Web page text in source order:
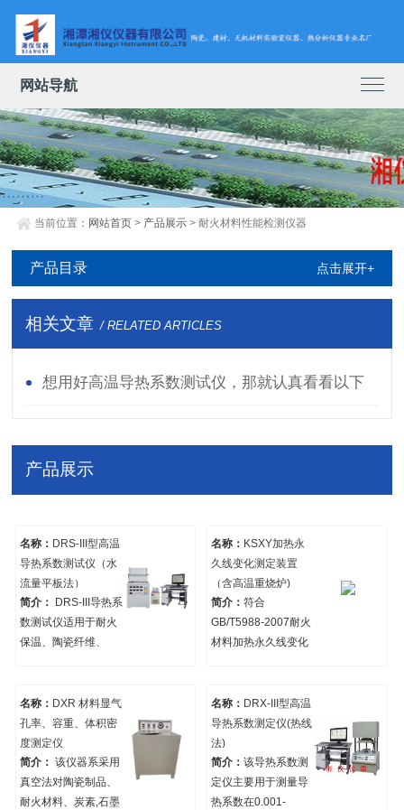
网站导航
当前位置： 网站首页 > 产品展示 > 耐火材料性能检测仪器
产品目录 点击展开+
相关文章 / RELATED ARTICLES
想用好高温导热系数测试仪，那就认真看看以下
产品展示
名称： DRS-III型高温
导热系数测试仪（水
流量平板法）
简介：
DRS-III导热系
数测试仪适用于耐火
保温、陶瓷纤维、
导热系数的测试。符
合标准YB/T4130-
2005耐火材料 导热
系数试验方法（水流
量平板法），GB/T
17911-2018耐火陶瓷
名称： KSXY加热永
久线变化测定装置
（含高温重烧炉)
简介： 符合
GB/T5988-2007耐火
材料加热永久线变化
名称： DXR 材料显气
孔率、容重、体积密
度测定仪
简介： 该仪器系采用
真空法对陶瓷制品、
耐火材料、炭素,石墨
名称： DRX-III型高温
导热系数测定仪(热线
法)
简介： 该导热系数测
定仪主要用于测量导
热系数在0.001-